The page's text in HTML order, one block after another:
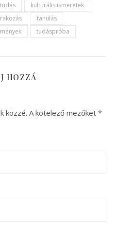
kulturális ismeretek
tanulás
tudáspróba
HOZZÁ
közzé. A kötelező mezőket *